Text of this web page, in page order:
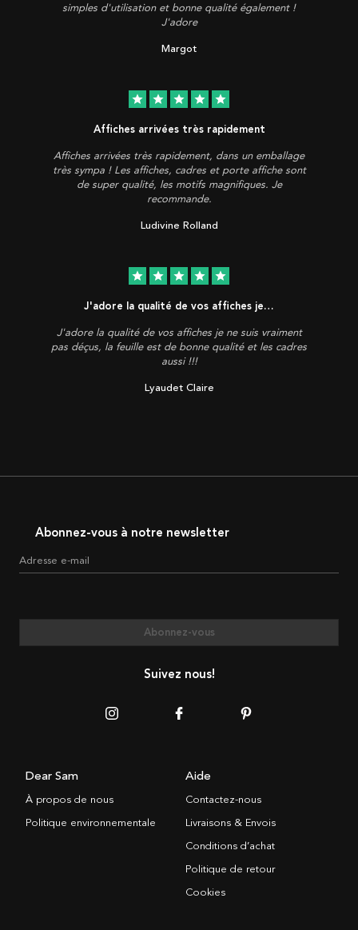
simples d'utilisation et bonne qualité également !
J'adore
Margot
star star star star star
Affiches arrivées très rapidement
Affiches arrivées très rapidement, dans un emballage
très sympa ! Les affiches, cadres et porte affiche sont
de super qualité, les motifs magnifiques. Je
recommande.
Ludivine Rolland
star star star star star
J'adore la qualité de vos affiches je…
J'adore la qualité de vos affiches je ne suis vraiment
pas déçus, la feuille est de bonne qualité et les cadres
aussi !!!
Lyaudet Claire
Abonnez-vous à notre newsletter
Adresse e-mail
Abonnez-vous
Suivez nous!
Dear Sam
À propos de nous
Politique environnementale
Aide
Contactez-nous
Livraisons & Envois
Conditions d’achat
Politique de retour
Cookies